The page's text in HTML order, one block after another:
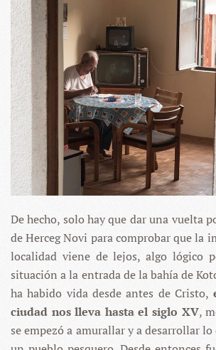
De hecho, solo hay que dar una vuelta
de Herceg Novi para comprobar que la
localidad viene de lejos, algo lógico
situación a la entrada de la bahía de
ha habido vida desde antes de Cristo,
ciudad nos lleva hasta el siglo XV,
se empezó a amurallar y a desarrollar